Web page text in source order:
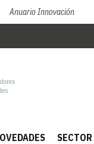
Anuario Innovación
SECTOR